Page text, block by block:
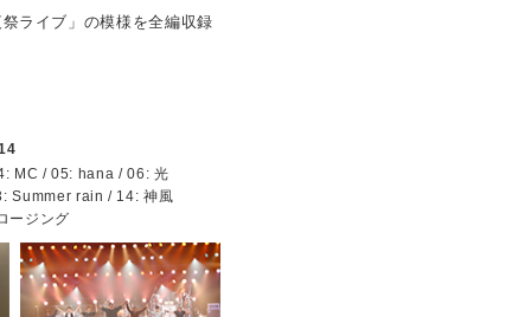
ライブ」の模様を全編収録
MC / 05: hana / 06: 光
Summer rain / 14: 神風
ージング